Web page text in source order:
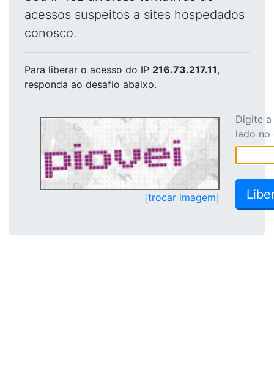
acessos suspeitos a sites hospedados
conosco.
Para liberar o acesso do IP 216.73.217.11,
responda ao desafio abaixo.
[trocar imagem]
Digite
lado no